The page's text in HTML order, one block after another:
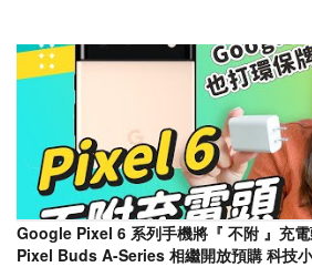
Google Pixel 6 系列手機將『 不附 』充電
Pixel Buds A-Series 相繼開放預購 科技